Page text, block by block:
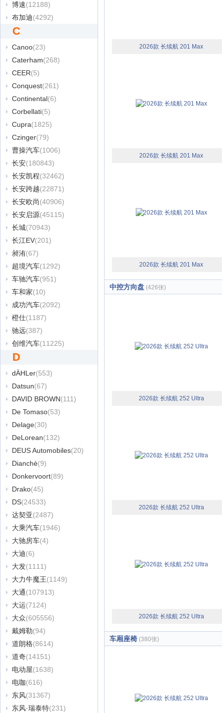
博速(12188)
布加迪(4292)
C
Canoo(23)
Caterham(268)
CEER(5)
Conquest(261)
Continental(6)
Corbellati(5)
Cupra(1825)
Czinger(79)
曹操汽车(1006)
长安(180843)
长安凯程(32462)
长安跨越(22871)
长安欧尚(40906)
长安启源(45115)
长城(70943)
长江EV(201)
昶洧(67)
超境汽车(1292)
车驰汽车(951)
车和家(10)
成功汽车(2092)
橙仕(1187)
驰远(387)
创维汽车(11225)
D
dÄHLer(553)
Datsun(67)
DAVID BROWN(111)
De Tomaso(53)
Delage(30)
DeLorean(132)
DEUS Automobiles(20)
Dianchè(9)
Donkervoort(89)
Drako(45)
DS(24533)
达契亚(2487)
大乘汽车(1946)
大驰房车(4)
大迪(6)
大发(1111)
大力牛魔王(1149)
大通(107913)
大运(7124)
大众(605556)
戴姆勒(94)
道朗格(8614)
道奇(14151)
电动屋(1638)
电咖(616)
东风(31367)
东风·瑞泰特(231)
2026款 长续航 201 Max
2026款 长续航 201 Max
2026款 长续航 201 Max
中控方向盘 (426张)
2026款 长续航 252 Ultra
2026款 长续航 252 Ultra
2026款 长续航 252 Ultra
车厢座椅 (380张)